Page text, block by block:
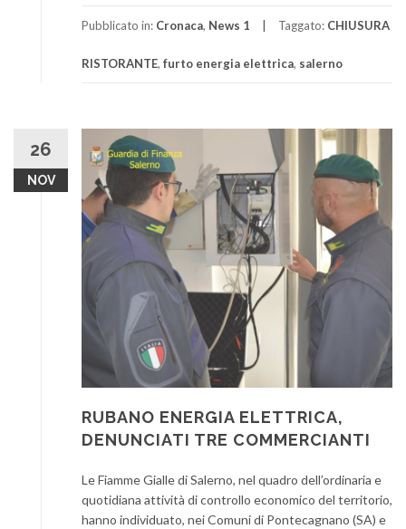
Pubblicato in: Cronaca, News 1 Taggato: CHIUSURA
RISTORANTE, furto energia elettrica, salerno
26
NOV
RUBANO ENERGIA ELETTRICA,
DENUNCIATI TRE COMMERCIANTI
Le Fiamme Gialle di Salerno, nel quadro dell’ordinaria e
quotidiana attività di controllo economico del territorio,
hanno individuato, nei Comuni di Pontecagnano (SA) e